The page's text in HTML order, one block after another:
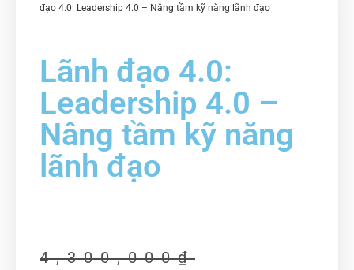
đạo 4.0: Leadership 4.0 – Nâng tầm kỹ năng lãnh đạo
Lãnh đạo 4.0:
Leadership 4.0 –
Nâng tầm kỹ năng
lãnh đạo
4,300,000₫